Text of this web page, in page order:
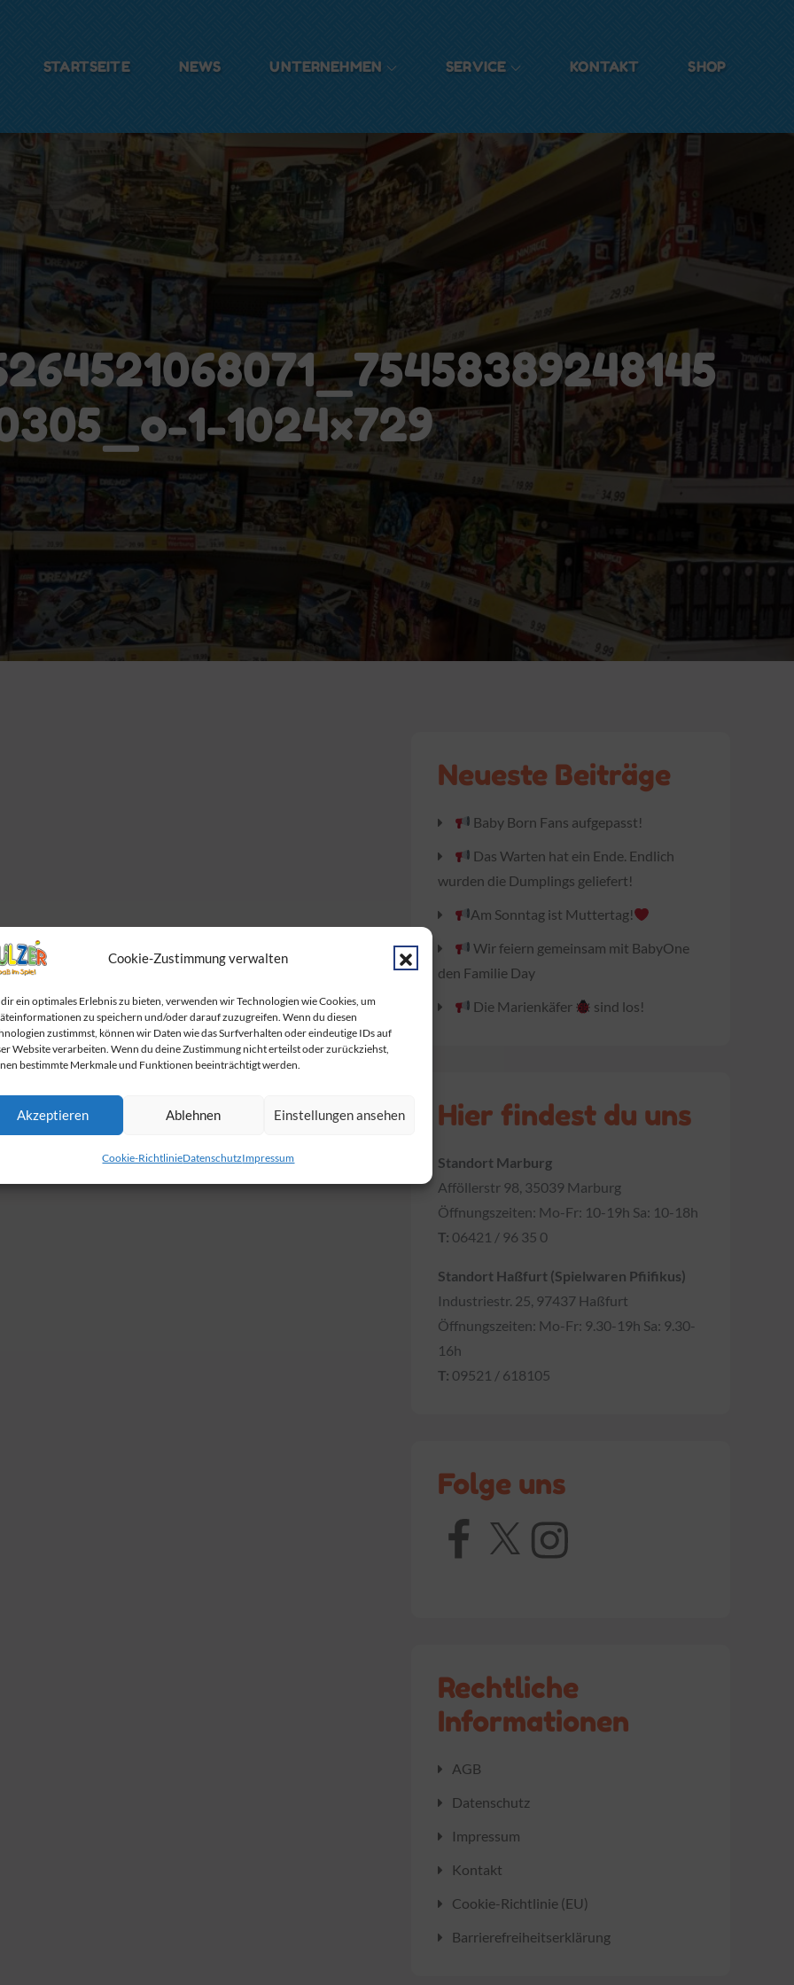
Cookie-Zustimmung verwalten
ein optimales Erlebnis zu bieten, verwenden wir Technologien wie Cookies, um
zu speichern und/oder darauf zuzugreifen. Wenn du diesen
zustimmst, können wir Daten wie das Surfverhalten oder eindeutige IDs auf
Website verarbeiten. Wenn du deine Zustimmung nicht erteilst oder zurückziehst,
bestimmte Merkmale und Funktionen beeinträchtigt werden.
Akzeptieren Ablehnen Einstellungen ansehen
Cookie-RichtlinieDatenschutzImpressum
STARTSEITE NEWS UNTERNEHMEN SERVICE KONTAKT SHOP
1-1024×729
Neueste Beiträge
Baby Born Fans aufgepasst!
Das Warten hat ein Ende. Endlich
wurden die Dumplings geliefert!
Am Sonntag ist Muttertag!
Wir feiern gemeinsam mit BabyOne
den Familie Day
Die Marienkäfer
sind los!
Hier findest du uns
Standort Marburg
Afföllerstr 98, 35039 Marburg
Öffnungszeiten: Mo-Fr: 10-19h Sa: 10-18h
T: 06421 / 96 35 0
Standort Haßfurt (Spielwaren Pfiifikus)
Industriestr. 25, 97437 Haßfurt
Öffnungszeiten: Mo-Fr: 9.30-19h Sa: 9.30-
16h
T: 09521 / 618105
Folge uns
Facebook
X Instagram
Rechtliche
Informationen
AGB
Datenschutz
Impressum
Kontakt
Cookie-Richtlinie (EU)
Barrierefreiheitserklärung